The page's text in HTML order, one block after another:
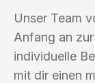
Unser Team
Anfang an
individuelle
mit dir einen